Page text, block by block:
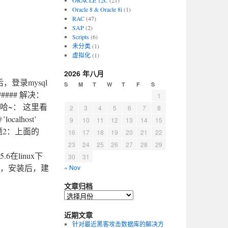
，登录mysql
解决：
~： 这里看
2：上面的
在linux下
安装后，建
Oracle 8 & Oracle 8i(1)
RAC(47)
SAP(2)
Scripts(6)
未分类(1)
虚拟化(1)
2026 年八月
S M T W T F S
« Nov
1
2
3 4 5 6 7
8
9
10 11 12 13 14
15
16
17 18 19 20 21
22
23
24 25 26 27 28
29
30
31
文章归档
近期文章
针对最近黑客攻击数据库的解决方